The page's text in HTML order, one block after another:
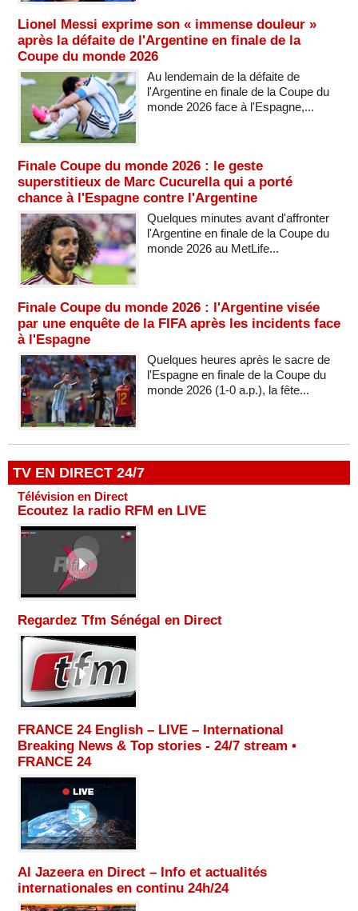
Lionel Messi exprime son « immense douleur »
après la défaite de l'Argentine en finale de la
Coupe du monde 2026
Au lendemain de la défaite de
l'Argentine en finale de la Coupe du
monde 2026 face à l'Espagne,...
Finale Coupe du monde 2026 : le geste
superstitieux de Marc Cucurella qui a porté
chance à l'Espagne contre l'Argentine
Quelques minutes avant d'affronter
l'Argentine en finale de la Coupe du
monde 2026 au MetLife...
Finale Coupe du monde 2026 : l'Argentine visée
par une enquête de la FIFA après les incidents face
à l'Espagne
Quelques heures après le sacre de
l'Espagne en finale de la Coupe du
monde 2026 (1-0 a.p.), la fête...
TV EN DIRECT 24/7
Télévision en Direct
Ecoutez la radio RFM en LIVE
Regardez Tfm Sénégal en Direct
FRANCE 24 English – LIVE – International
Breaking News & Top stories - 24/7 stream •
FRANCE 24
Al Jazeera en Direct – Info et actualités
internationales en continu 24h/24